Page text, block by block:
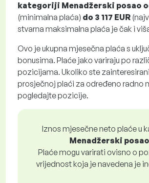
kategoriji Menadžerski posao
(minimalna plaća) do 3 117 EUR
stvarna maksimalna plaća je čak i
Ovo je ukupna mjesečna plaća s
bonusima. Plaće jako variraju po
pozicijama. Ukoliko ste
prosječnoj plaći za određeno radno
pogledajte pozicije.
Iznos mjesečne neto plaće u
Menadžerski posao
Plaće mogu varirati ovisno o
vrijednost koja je navedena je